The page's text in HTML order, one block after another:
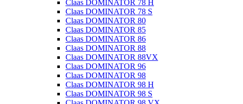
Claas DOMINATOR 78 H
Claas DOMINATOR 78 S
Claas DOMINATOR 80
Claas DOMINATOR 85
Claas DOMINATOR 86
Claas DOMINATOR 88
Claas DOMINATOR 88VX
Claas DOMINATOR 96
Claas DOMINATOR 98
Claas DOMINATOR 98 H
Claas DOMINATOR 98 S